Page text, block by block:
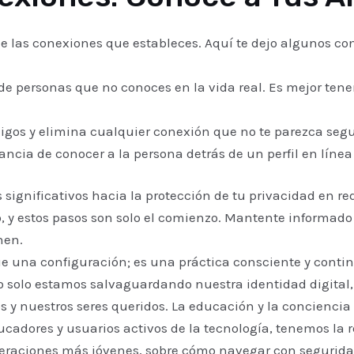
las conexiones que estableces. Aquí te dejo algunos
personas que no conoces en la vida real. Es mejor
y elimina cualquier conexión que no te parezca
de conocer a la persona detrás de un perfil en
significativos hacia la protección de tu privacidad en
estos pasos son solo el comienzo. Mantente
una configuración; es una práctica consciente y
solo estamos salvaguardando nuestra identidad
y nuestros seres queridos. La educación y la
y usuarios activos de la tecnología, tenemos
más jóvenes, sobre cómo navegar con